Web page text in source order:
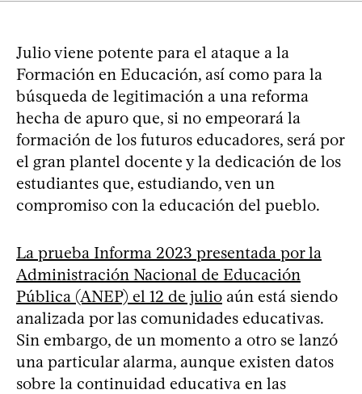
Julio viene potente para el ataque a la
Formación en Educación, así como para la
búsqueda de legitimación a una reforma
hecha de apuro que, si no empeorará la
formación de los futuros educadores, será por
el gran plantel docente y la dedicación de los
estudiantes que, estudiando, ven un
compromiso con la educación del pueblo.
La prueba Informa 2023 presentada por la
Administración Nacional de Educación
Pública (ANEP) el 12 de julio aún está siendo
analizada por las comunidades educativas.
Sin embargo, de un momento a otro se lanzó
una particular alarma, aunque existen datos
sobre la continuidad educativa en las